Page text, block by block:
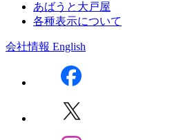
あばうと大戸屋
各種表示について
会社情報 English